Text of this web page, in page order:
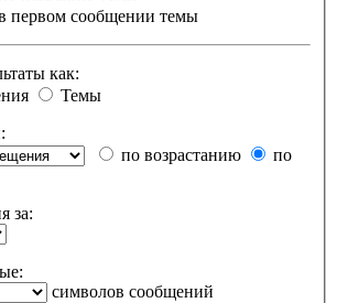
первом сообщении темы
как:
Темы
по возрастанию
по
за:
символов сообщений